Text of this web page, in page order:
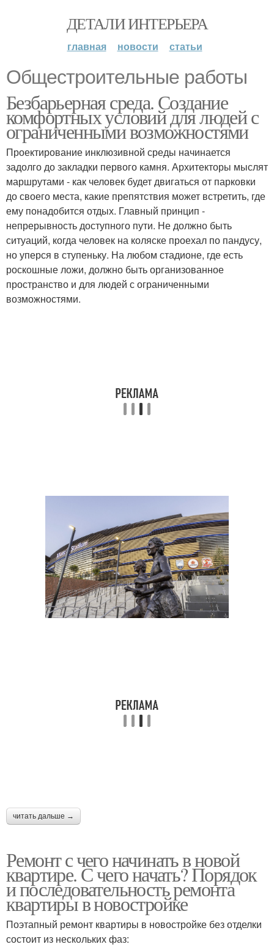
ДЕТАЛИ ИНТЕРЬЕРА
главная новости статьи
Общестроительные работы
Безбарьерная среда. Создание
комфортных условий для людей с
ограниченными возможностями
Проектирование инклюзивной среды начинается
задолго до закладки первого камня. Архитекторы мыслят
маршрутами - как человек будет двигаться от парковки
до своего места, какие препятствия может встретить, где
ему понадобится отдых. Главный принцип -
непрерывность доступного пути. Не должно быть
ситуаций, когда человек на коляске проехал по пандусу,
но уперся в ступеньку. На любом стадионе, где есть
роскошные ложи, должно быть организованное
пространство и для людей с ограниченными
возможностями.
читать дальше →
Ремонт с чего начинать в новой
квартире. С чего начать? Порядок
и последовательность ремонта
квартиры в новостройке
Поэтапный ремонт квартиры в новостройке без отделки
состоит из нескольких фаз: